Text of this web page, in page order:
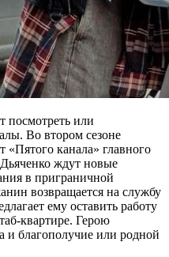
посмотреть или
Во втором сезоне
«Пятого канала» главного
ждут новые
в приграничной
возвращается на службу
ему оставить работу
квартире. Герою
и благополучие или родной